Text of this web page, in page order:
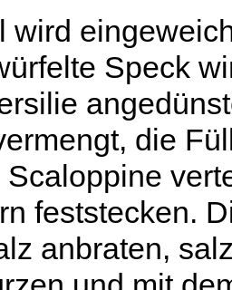
wird
Speck
die
Scaloppine
feststecken.
anbraten,